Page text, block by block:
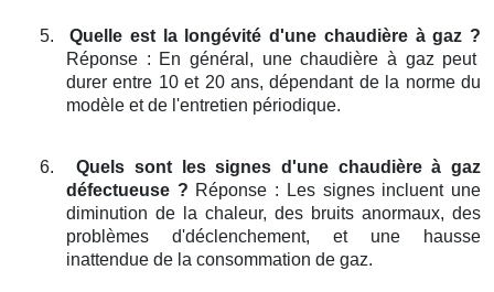
5.
Quelle est la longévité d'une chaudière à gaz ?
Réponse : En général, une chaudière à gaz peut
durer entre 10 et 20 ans, dépendant de la norme du
modèle et de l'entretien périodique.
6.
Quels sont les signes d'une chaudière à gaz
défectueuse ? Réponse : Les signes incluent une
diminution de la chaleur, des bruits anormaux, des
problèmes d'déclenchement, et une hausse
inattendue de la consommation de gaz.